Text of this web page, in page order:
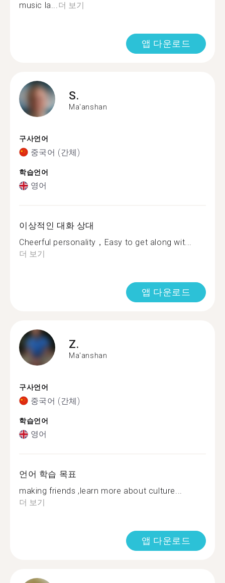
music la...더 보기
앱 다운로드
S.
Ma'anshan
구사언어
중국어 (간체)
학습언어
영어
이상적인 대화 상대
Cheerful personality，Easy to get along wit...
더 보기
앱 다운로드
Z.
Ma'anshan
구사언어
중국어 (간체)
학습언어
영어
언어 학습 목표
making friends ,learn more about culture...
더 보기
앱 다운로드